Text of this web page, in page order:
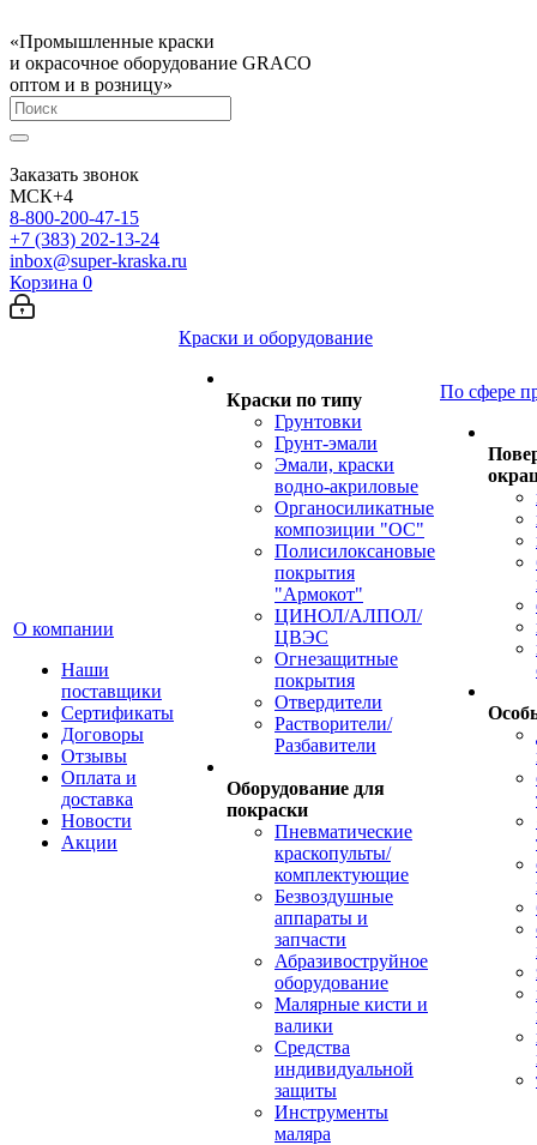
«Промышленные краски
и окрасочное оборудование GRACO
оптом и в розницу»
Заказать звонок
МСК+4
8-800-200-47-15
+7 (383) 202-13-24
inbox@super-kraska.ru
Корзина 0
О компании
Наши
поставщики
Сертификаты
Договоры
Отзывы
Оплата и
доставка
Новости
Акции
Краски и оборудование
Краски по типу
Грунтовки
Грунт-эмали
Эмали, краски
водно-акриловые
Органосиликатные
композиции "ОС"
Полисилоксановые
покрытия
"Армокот"
ЦИНОЛ/АЛПОЛ/
ЦВЭС
Огнезащитные
покрытия
Отвердители
Растворители/
Разбавители
Оборудование для
покраски
Пневматические
краскопульты/
комплектующие
Безвоздушные
аппараты и
запчасти
Абразивоструйное
оборудование
Малярные кисти и
валики
Средства
индивидуальной
защиты
Инструменты
маляра
По сфере